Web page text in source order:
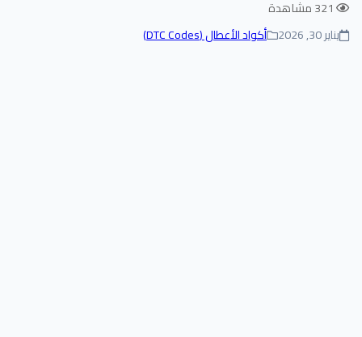
يناير 30, 2026 أكواد الأعطال (DTC Codes)